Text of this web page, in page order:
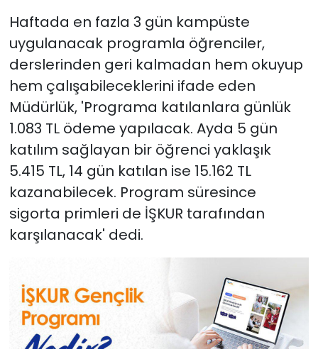
Haftada en fazla 3 gün kampüste
uygulanacak programla öğrenciler,
derslerinden geri kalmadan hem okuyup
hem çalışabileceklerini ifade eden
Müdürlük, 'Programa katılanlara günlük
1.083 TL ödeme yapılacak. Ayda 5 gün
katılım sağlayan bir öğrenci yaklaşık
5.415 TL, 14 gün katılan ise 15.162 TL
kazanabilecek. Program süresince
sigorta primleri de İŞKUR tarafından
karşılanacak' dedi.